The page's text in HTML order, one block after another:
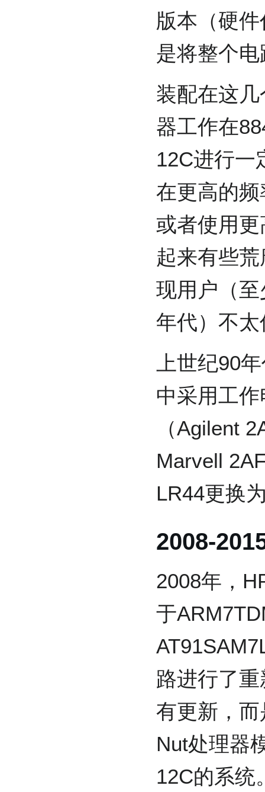
版本（硬
是将整个
装配在这
器工作在
12C进行一
在更高的
或者使用
起来有些
现用户（
年代）不
上世纪90
中采用工
（Agilent
Marvell
LR44更换
2008-
2008年，
于
路进行了
有更新，
Nut处理器
12C的系统